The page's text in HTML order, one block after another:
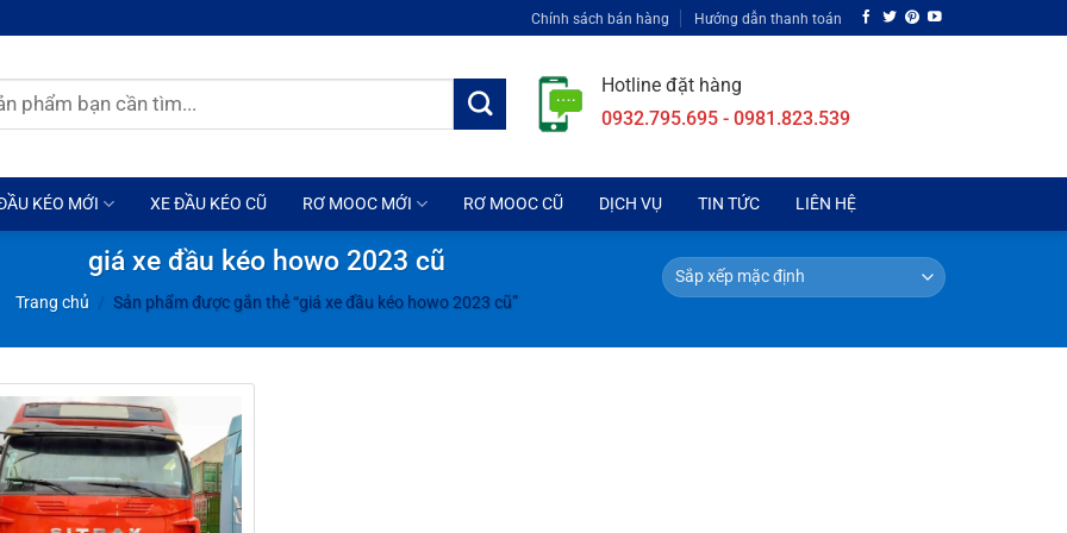
Chính sách bán hàng Hướng dẫn thanh toán
Hotline đặt hàng
0932.795.695 - 0981.823.539
KÉO MỚI XE ĐẦU KÉO CŨ RƠ MOOC MỚI RƠ MOOC CŨ DỊCH VỤ TIN TỨC LIÊN HỆ
giá xe đầu kéo howo 2023 cũ
Trang chủ / Sản phẩm được gắn thẻ “giá xe đầu kéo howo 2023 cũ”